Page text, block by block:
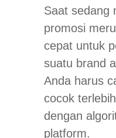
Saat sedang
promosi
cepat untuk
suatu brand
Anda harus
cocok
dengan
platform.